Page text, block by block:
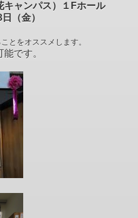
キャンパス）１Fホール
（金）
とをオススメします。
です。